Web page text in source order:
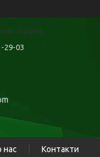
Україна
29-03
нас Контакти